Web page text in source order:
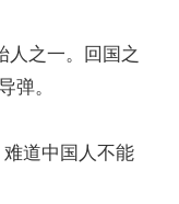
人之一。回国之
弹。
道中国人不能